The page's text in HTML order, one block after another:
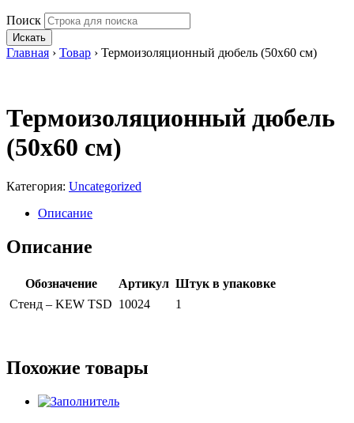
Поиск
Искать
Главная › Товар › Термоизоляционный дюбель (50х60 см)
Термоизоляционный дюбель
(50х60 см)
Категория: Uncategorized
Описание
Описание
Обозначение Артикул Штук в упаковке
Стенд – KEW TSD 10024 1
Похожие товары